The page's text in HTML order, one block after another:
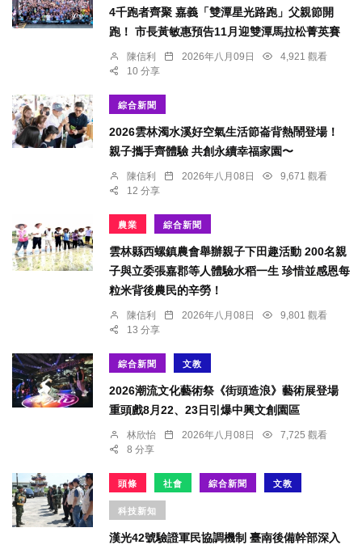
4千跑者齊聚 嘉義「雙潭星光路跑」父親節開
跑！ 市長黃敏惠預告11月迎雙潭馬拉松菁英賽
陳信利 2026年八月09日
4,921 觀看
10 分享
綜合新聞
2026雲林濁水溪好空氣生活節崙背熱鬧登場！
親子攜手齊體驗 共創永續幸福家園〜
陳信利 2026年八月08日
9,671 觀看
12 分享
農業 綜合新聞
雲林縣西螺鎮農會舉辦親子下田趣活動 200名親
子與立委張嘉郡等人體驗水稻一生 珍惜並感恩每
粒米背後農民的辛勞！
陳信利 2026年八月08日
9,801 觀看
13 分享
綜合新聞 文教
2026潮流文化藝術祭《街頭造浪》藝術展登場
重頭戲8月22、23日引爆中興文創園區
林欣怡 2026年八月08日
7,725 觀看
8 分享
頭條 社會 綜合新聞 文教
科技新知
漢光42號驗證軍民協調機制 臺南後備幹部深入